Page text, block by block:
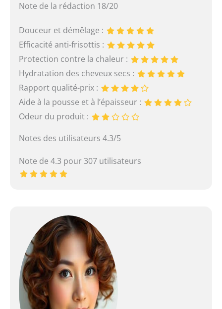
Note de la rédaction 18/20
Douceur et démêlage :
Efficacité anti-frisottis :
Protection contre la chaleur :
Hydratation des cheveux secs :
Rapport qualité-prix :
Aide à la pousse et à l’épaisseur :
Odeur du produit :
Notes des utilisateurs 4.3/5
Note de 4.3 pour 307 utilisateurs